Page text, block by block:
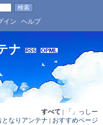
イン ヘルプ
ナ
すべて |
「」っしー
となりアンテナ | おすすめページ